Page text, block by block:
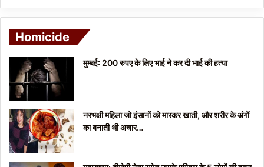
Homicide
मुम्बई: 200 रुपए के लिए भाई ने कर दी भाई की हत्या
नरभक्षी महिला जो इंसानों को मारकर खाती, और शरीर के अंगों
का बनाती थी अचार…